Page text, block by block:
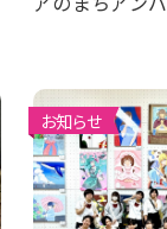
お知らせ